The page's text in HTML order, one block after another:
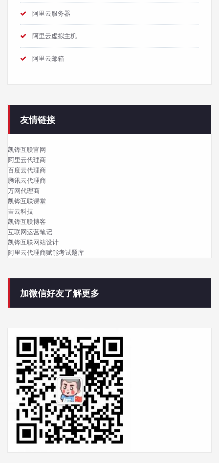
阿里云服务器
阿里云虚拟主机
阿里云邮箱
友情链接
凯铧互联官网
阿里云代理商
百度云代理商
腾讯云代理商
万网代理商
凯铧互联课堂
吉云科技
凯铧互联博客
互联网运营笔记
凯铧互联网站设计
阿里云代理商赋能考试题库
加微信好友了解更多